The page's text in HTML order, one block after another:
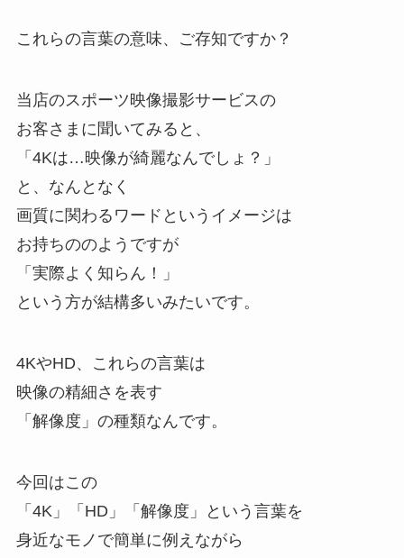
これらの言葉の意味、ご存知ですか？
当店のスポーツ映像撮影サービスの
お客さまに聞いてみると、
「4Kは…映像が綺麗なんでしょ？」
と、なんとなく
画質に関わるワードというイメージは
お持ちののようですが
「実際よく知らん！」
という方が結構多いみたいです。
4KやHD、これらの言葉は
映像の精細さを表す
「解像度」の種類なんです。
今回はこの
「4K」「HD」「解像度」という言葉を
身近なモノで簡単に例えながら